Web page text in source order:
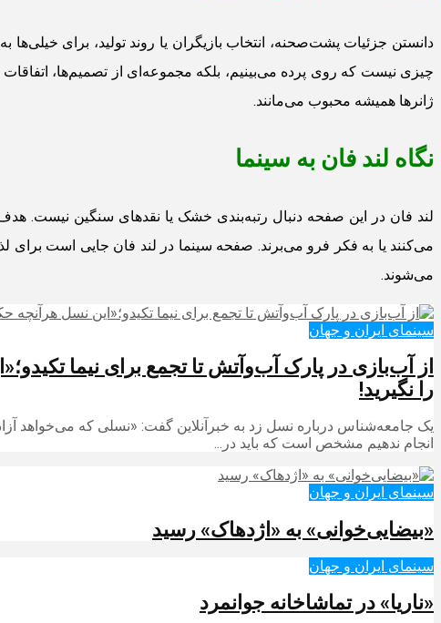
دانستن جزئیات پشت‌صحنه، انتخاب بازیگران یا روند تولید، برای
چیزی نیست که روی پرده می‌بینیم، بلکه مجموعه‌ای از تصمیم‌ها، اتفاقات
ژانرها همیشه محبوب می‌مانند.
نگاه لند فان به سینما
لند فان در این صفحه دنبال رتبه‌بندی خشک یا نقدهای سنگین نیست.
می‌کنند یا به فکر فرو می‌برند. صفحه سینما در لند فان جایی است برای
می‌شوند.
سینمای ایران و جهان
از آب‌بازی در پارک آب‌وآتش تا تجمع برای نیما
را نگیرید!
یک جامعه‌شناس درباره نسل زد به خبرآنلاین گفت: «نسلی که می‌خواهد
انجام ندهیم مشخص است که باید در...
سینمای ایران و جهان
«بیضایی‌خوانی» به «اژدهاک» رسید
سینمای ایران و جهان
«ناریا» در تماشاخانه جوانمرد